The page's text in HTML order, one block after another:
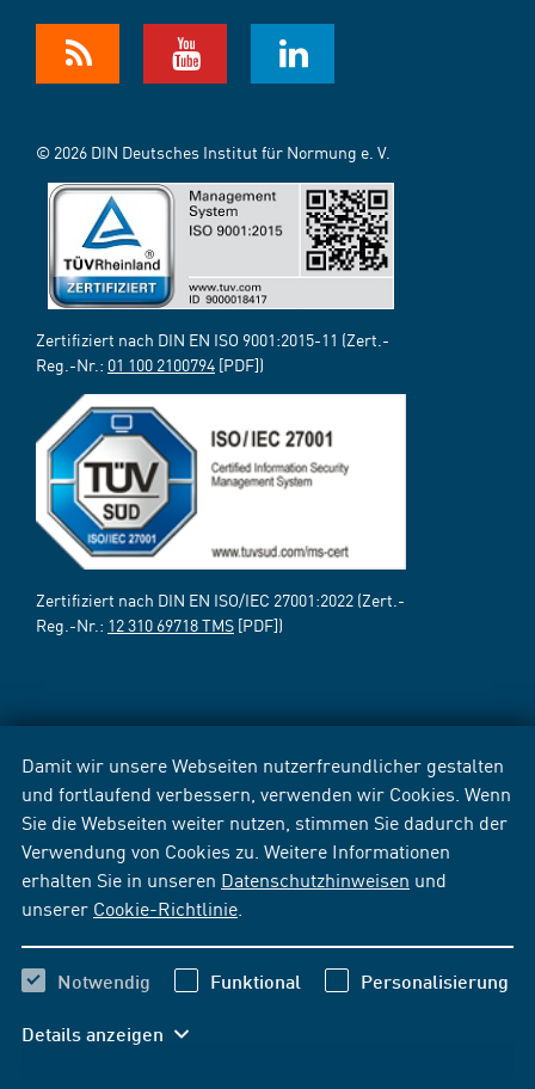
Damit wir unsere Webseiten nutzerfreundlicher gestalten
und fortlaufend verbessern, verwenden wir Cookies. Wenn
Sie die Webseiten weiter nutzen, stimmen Sie dadurch der
Verwendung von Cookies zu. Weitere Informationen
erhalten Sie in unseren Datenschutzhinweisen und
unserer Cookie-Richtlinie
Notwendig Funktional Personalisierung
Details anzeigen
© 2026 DIN Deutsches Institut für Normung e. V.
Zertifiziert nach DIN EN ISO 9001:2015-11 (Zert.-
Reg.-Nr.: 01 100 2100794 [PDF])
Zertifiziert nach DIN EN ISO/IEC 27001:2022 (Zert.-
Reg.-Nr.: 12 310 69718 TMS [PDF])